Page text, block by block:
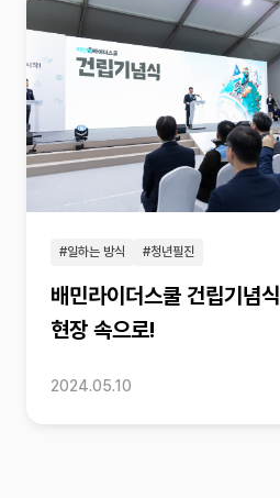
#일하는 방식 #청년필진
배민라이더스쿨 건립기념식
현장 속으로!
2024.05.10